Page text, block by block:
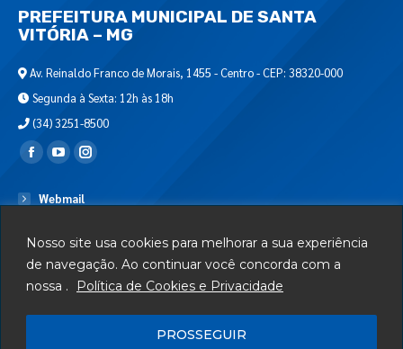
Nosso site usa cookies para melhorar a sua experiência
de navegação. Ao continuar você concorda com a
nossa .
Política de Cookies e Privacidade
PROSSEGUIR
PREFEITURA MUNICIPAL DE SANTA
VITÓRIA – MG
Av. Reinaldo Franco de Morais, 1455 - Centro - CEP: 38320-000
Segunda à Sexta: 12h às 18h
(34) 3251-8500
Encontre-nos em:
Webmail
Serviços
Telefones Úteis